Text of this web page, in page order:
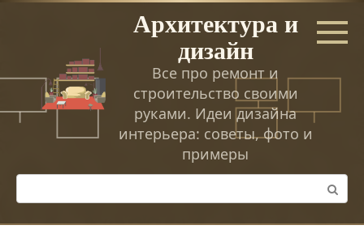
Перейти
Архитектура и
дизайн
Все про ремонт и
строительство своими
руками. Идеи дизайна
интерьера: советы, фото и
примеры
Поиск: